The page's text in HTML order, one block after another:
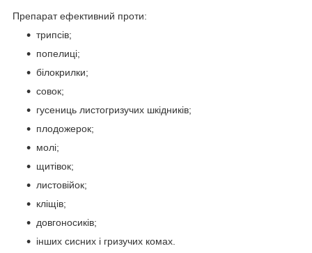
Препарат ефективний проти:
трипсів;
попелиці;
білокрилки;
совок;
гусениць листогризучих шкідників;
плодожерок;
молі;
щитівок;
листовійок;
кліщів;
довгоносиків;
інших сисних і гризучих комах.